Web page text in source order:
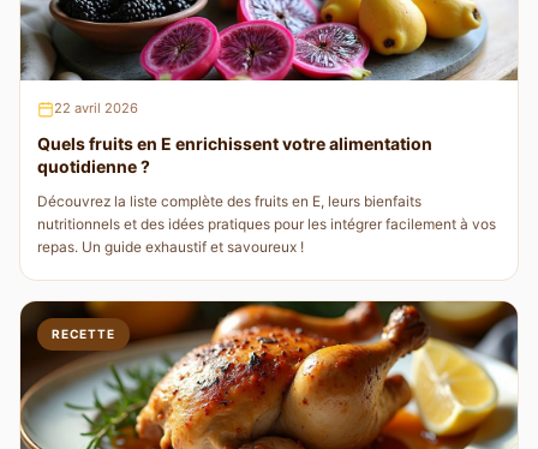
22 avril 2026
Quels fruits en E enrichissent votre alimentation
quotidienne ?
Découvrez la liste complète des fruits en E, leurs bienfaits
nutritionnels et des idées pratiques pour les intégrer facilement à vos
repas. Un guide exhaustif et savoureux !
RECETTE